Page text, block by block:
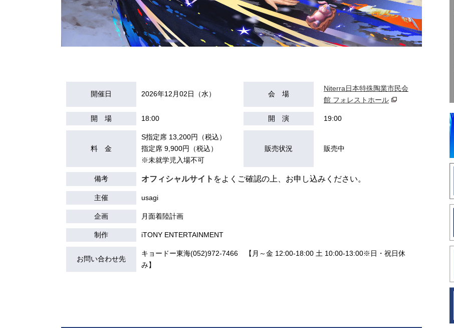
開催日 2026年12月02日（水） 会 場
Niterra日本特殊陶業市民会
館 フォレストホール
開 場 18:00 開 演 19:00
料 金
S指定席 13,200円（税込）
指定席 9,900円（税込）
※未就学児⼊場不可
販売状況 販売中
備考 オフィシャルサイト をよくご確認の上、お申し込みください。
主催 usagi
企画 月面着陸計画
制作 iTONY ENTERTAINMENT
お問い合わせ先
キョードー東海(052)972-7466 【月～金 12:00-18:00 土 10:00-13:00※日・祝日休
み】